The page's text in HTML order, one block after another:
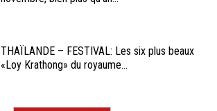
THAÏLANDE – FESTIVAL: Les six plus beaux
«Loy Krathong» du royaume...